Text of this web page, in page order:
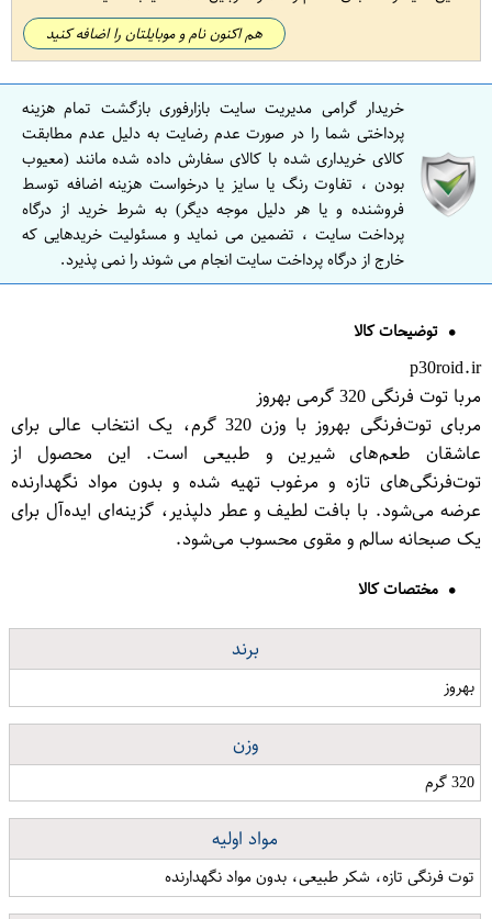
هم اکنون نام و موبایلتان را اضافه کنید
خریدار گرامی مدیریت سایت بازارفوری بازگشت تمام هزینه
پرداختی شما را در صورت عدم رضایت به دلیل عدم مطابقت
کالای خریداری شده با کالای سفارش داده شده مانند (معیوب
بودن ، تفاوت رنگ یا سایز یا درخواست هزینه اضافه توسط
فروشنده و یا هر دلیل موجه دیگر) به شرط خرید از درگاه
پرداخت سایت ، تضمین می نماید و مسئولیت خریدهایی که
خارج از درگاه پرداخت سایت انجام می شوند را نمی پذیرد.
توضیحات کالا
p30roid.ir
مربا توت فرنگی 320 گرمی بهروز
مربای توت‌فرنگی بهروز با وزن 320 گرم، یک انتخاب عالی برای
عاشقان طعم‌های شیرین و طبیعی است. این محصول از
توت‌فرنگی‌های تازه و مرغوب تهیه شده و بدون مواد نگهدارنده
عرضه می‌شود. با بافت لطیف و عطر دلپذیر، گزینه‌ای ایده‌آل برای
یک صبحانه سالم و مقوی محسوب می‌شود.
مختصات کالا
برند
بهروز
وزن
320 گرم
مواد اولیه
توت فرنگی تازه، شکر طبیعی، بدون مواد نگهدارنده